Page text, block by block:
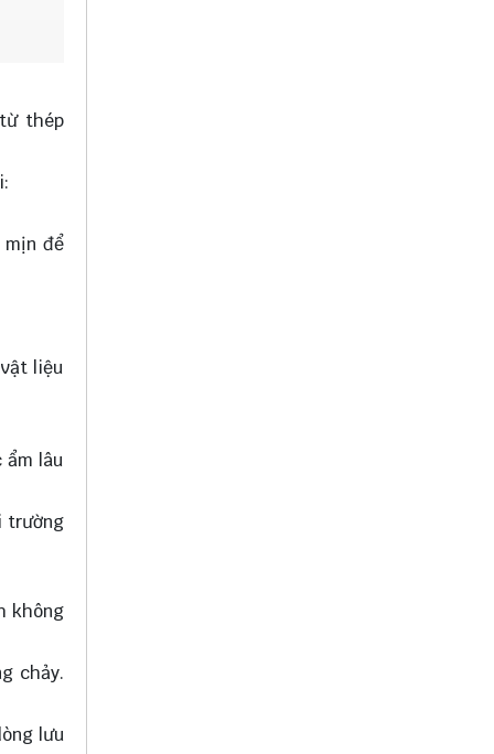
thép
mịn để
liệu
lâu
trường
không
chảy.
lưu